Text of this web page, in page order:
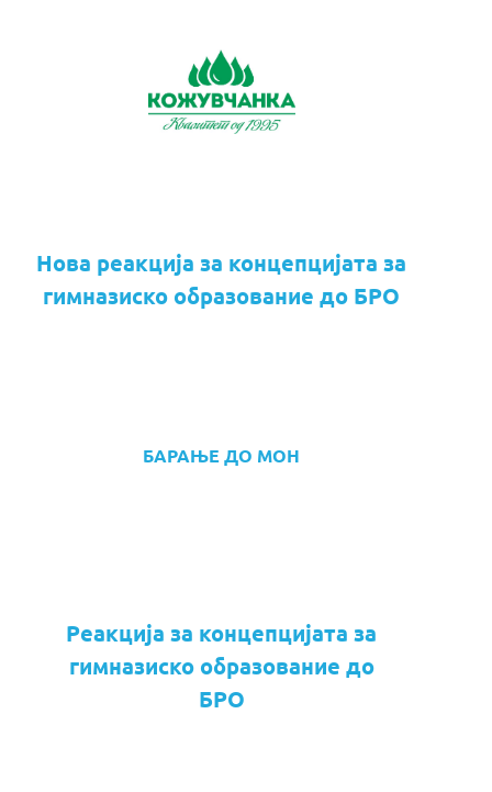
Нова реакција за концепцијата за
гимназиско образование до БРО
БАРАЊЕ ДО МОН
Реакција за концепцијата за
гимназиско образование до
БРО